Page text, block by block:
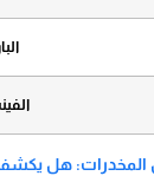
المخدرات: هل